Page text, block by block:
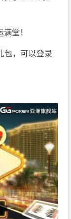
堂！
包，可以登录